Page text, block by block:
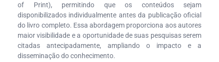
of Print), permitindo que os conteúdos sejam
disponibilizados individualmente antes da publicação oficial
do livro completo. Essa abordagem proporciona aos autores
maior visibilidade e a oportunidade de suas pesquisas serem
citadas antecipadamente, ampliando o impacto e a
disseminação do conhecimento.